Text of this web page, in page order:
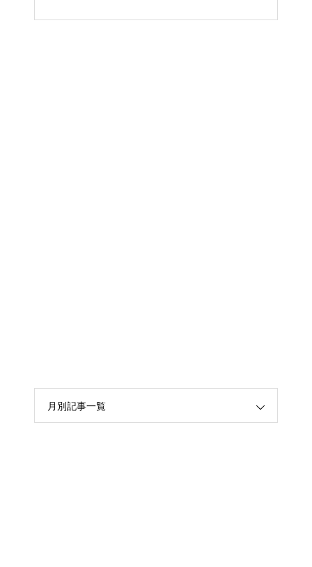
月別記事一覧